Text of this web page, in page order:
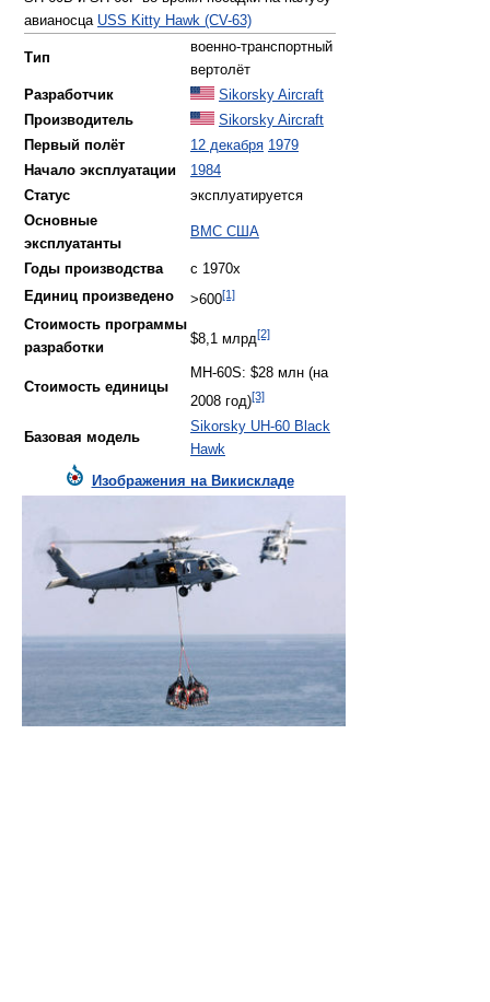
авианосца USS Kitty Hawk (CV-63)
Тип
военно-транспортный
вертолёт
Разработчик
Sikorsky Aircraft
Производитель
Sikorsky Aircraft
Первый полёт
12 декабря 1979
Начало эксплуатации
1984
Статус
эксплуатируется
Основные
эксплуатанты
ВМС США
Годы производства
с 1970х
Единиц произведено
>600[1]
Стоимость программы
разработки
$8,1 млрд[2]
Стоимость единицы
MH-60S: $28 млн (на
2008 год)[3]
Базовая модель
Sikorsky UH-60 Black
Hawk
Изображения на Викискладе